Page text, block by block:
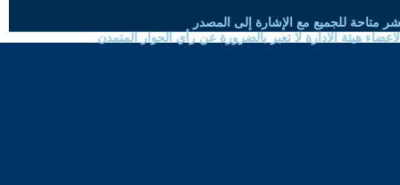
متاحة للجميع مع الإشارة إلى المصدر
هيئة الادارة لا تعبر بالضرورة عن رأي الحوار المتمدن